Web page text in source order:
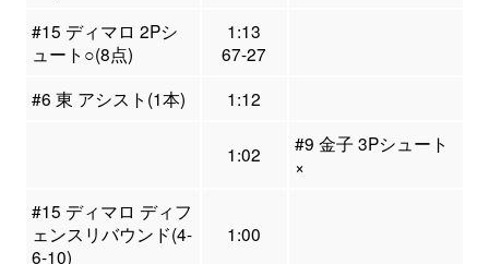
#15 ディマロ 2Pシ
ュート○(8点)
1:13
67-27
#6 東 アシスト(1本)
1:12
1:02
#9 金子 3Pシュート
×
#15 ディマロ ディフ
ェンスリバウンド(4-
6-10)
1:00